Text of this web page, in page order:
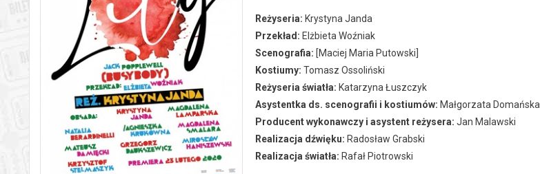
Reżyseria: Krystyna Janda
Przekład: Elżbieta Woźniak
Scenografia: [Maciej Maria Putowski]
Kostiumy: Tomasz Ossoliński
Reżyseria światła: Katarzyna Łuszczyk
Asystentka ds. scenografii i kostiumów: Małgorzata Domańska
Producent wykonawczy i asystent reżysera: Jan Malawski
Realizacja dźwięku: Radosław Grabski
Realizacja światła: Rafał Piotrowski